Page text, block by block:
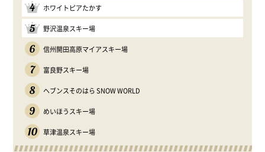
4 ホワイトピアたかす
5 野沢温泉スキー場
6 信州開田高原マイアスキー場
7 富良野スキー場
8 ヘブンスそのはら SNOW WORLD
9 めいほうスキー場
10 草津温泉スキー場